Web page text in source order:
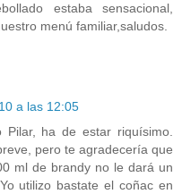
estaba sensacional,
menú familiar,saludos.
a las 12:05
Pilar, ha de estar riquísimo.
pero te agradecería que
ml de brandy no le dará un
utilizo bastate el coñac en